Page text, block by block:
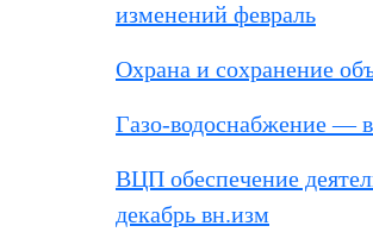
изменений февраль
Охрана и сохранение
Газо-водоснабжение —
ВЦП обеспечение
декабрь вн.изм